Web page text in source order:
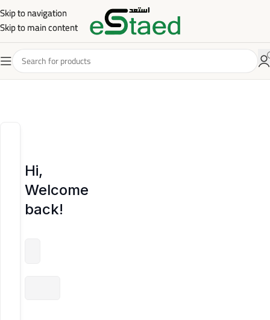
Skip to navigation
Skip to main content
Skip to navigation
Skip to main content
Hi,
Welcome
back!